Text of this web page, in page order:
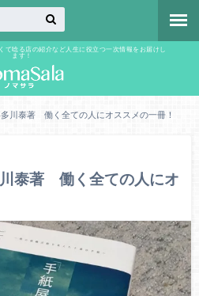
唸る店の紹介など人生に役立つ一次情報をお届けし
ます！
川泰著 働く全ての人にオススメの一冊！
泰著 働く全ての人にオ